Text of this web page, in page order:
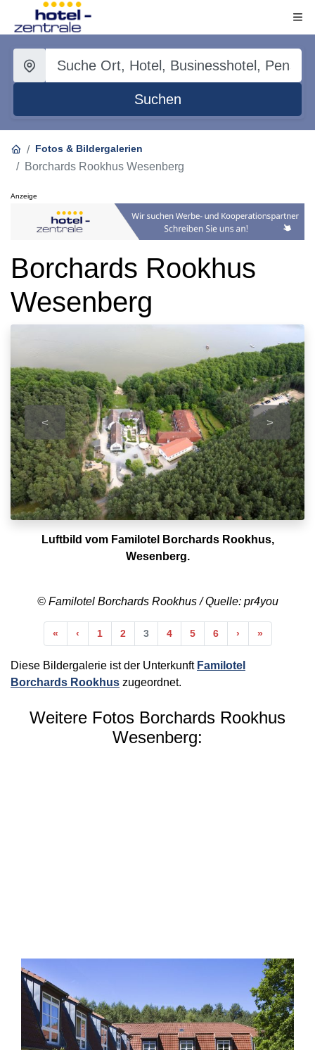
Suchen
Fotos & Bildergalerien
Borchards Rookhus Wesenberg
Anzeige
Borchards Rookhus
Wesenberg
< >
Luftbild vom Familotel Borchards Rookhus,
Wesenberg.
© Familotel Borchards Rookhus / Quelle: pr4you
«Anfang
‹Vorherige
1 2 3 4 5 6 ›Nächste
»Ende
Diese Bildergalerie ist der Unterkunft Familotel
Borchards Rookhus zugeordnet.
Weitere Fotos Borchards Rookhus
Wesenberg: